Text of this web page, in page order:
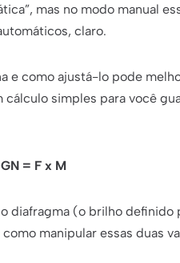
mas no modo manual
claro.
e como ajustá-lo pode
simples para você
GN = F x M
diafragma (o brilho definido
manipular essas duas